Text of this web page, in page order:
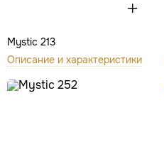
Mystic 213
Описание и характеристики